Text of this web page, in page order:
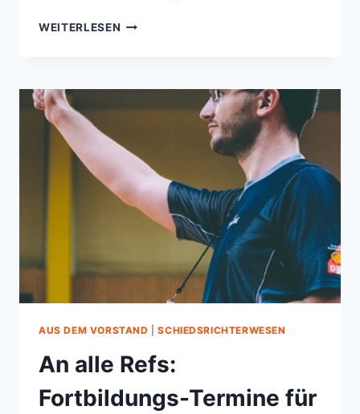
WEITERLESEN ÜBERARBEITETE
AUS DEM VORSTAND |SCHIEDSRICHTERWESEN
An alle Refs:
Fortbildungs-Termine für